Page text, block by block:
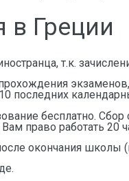
в Греции
т.к.
последних
бесплатно.
право работать
окончания